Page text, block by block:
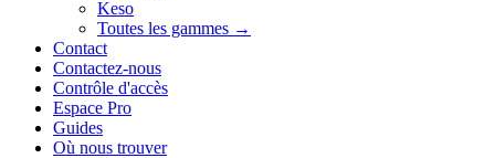
Keso
Toutes les gammes →
Contact
Contactez-nous
Contrôle d'accès
Espace Pro
Guides
Où nous trouver